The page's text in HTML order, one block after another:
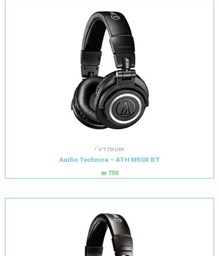
אוזניות דיג׳י
Audio Technica – ATH M50X BT
₪ 750